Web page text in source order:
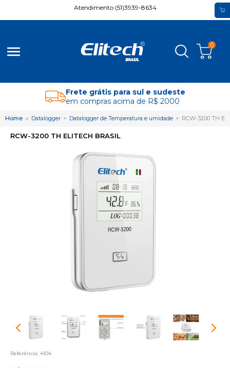
Atendimento (51)3939-8634
menu 0
Frete grátis para sul e sudeste
em compras acima de R$ 2000
Home Datalogger Datalogger de Temperatura e umidade RCW-3200 TH
RCW-3200 TH ELITECH BRASIL
Referência: 4104